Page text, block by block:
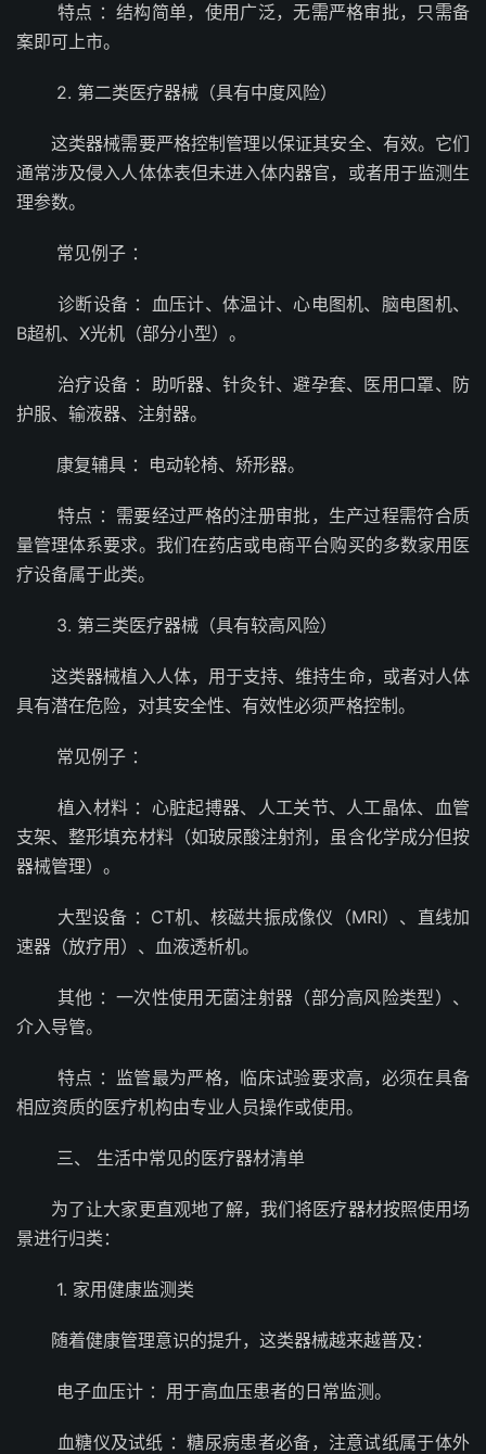
特点 ：结构简单，使用广泛，无需严格审批，只需备
案即可上市。
2. 第二类医疗器械（具有中度风险）
这类器械需要严格控制管理以保证其安全、有效。它们
通常涉及侵入人体体表但未进入体内器官，或者用于监测生
理参数。
常见例子 ：
诊断设备 ：血压计、体温计、心电图机、脑电图机、
B超机、X光机（部分小型）。
治疗设备 ：助听器、针灸针、避孕套、医用口罩、防
护服、输液器、注射器。
康复辅具 ：电动轮椅、矫形器。
特点 ：需要经过严格的注册审批，生产过程需符合质
量管理体系要求。我们在药店或电商平台购买的多数家用医
疗设备属于此类。
3. 第三类医疗器械（具有较高风险）
这类器械植入人体，用于支持、维持生命，或者对人体
具有潜在危险，对其安全性、有效性必须严格控制。
常见例子 ：
植入材料 ：心脏起搏器、人工关节、人工晶体、血管
支架、整形填充材料（如玻尿酸注射剂，虽含化学成分但按
器械管理）。
大型设备 ：CT机、核磁共振成像仪（MRI）、直线加
速器（放疗用）、血液透析机。
其他 ：一次性使用无菌注射器（部分高风险类型）、
介入导管。
特点 ：监管最为严格，临床试验要求高，必须在具备
相应资质的医疗机构由专业人员操作或使用。
三、 生活中常见的医疗器材清单
为了让大家更直观地了解，我们将医疗器材按照使用场
景进行归类：
1. 家用健康监测类
随着健康管理意识的提升，这类器械越来越普及：
电子血压计 ：用于高血压患者的日常监测。
血糖仪及试纸 ：糖尿病患者必备，注意试纸属于体外